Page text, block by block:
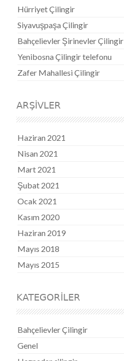
Hürriyet Çilingir
Siyavuşpaşa Çilingir
Bahçelievler Şirinevler Çilingir
Yenibosna Çilingir telefonu
Zafer Mahallesi Çilingir
ARŞIVLER
Haziran 2021
Nisan 2021
Mart 2021
Şubat 2021
Ocak 2021
Kasım 2020
Haziran 2019
Mayıs 2018
Mayıs 2015
KATEGORILER
Bahçelievler Çilingir
Genel